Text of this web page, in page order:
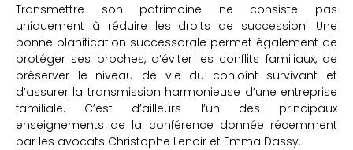
Transmettre son patrimoine ne consiste pas
uniquement à réduire les droits de succession. Une
bonne planification successorale permet également de
protéger ses proches, d’éviter les conflits familiaux, de
préserver le niveau de vie du conjoint survivant et
d’assurer la transmission harmonieuse d’une entreprise
familiale. C’est d’ailleurs l’un des principaux
enseignements de la conférence donnée récemment
par les avocats Christophe Lenoir et Emma Dassy.